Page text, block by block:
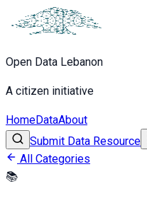
Open Data Lebanon
A citizen initiative
HomeDataAbout
Submit Data Resource
All Categories
📚